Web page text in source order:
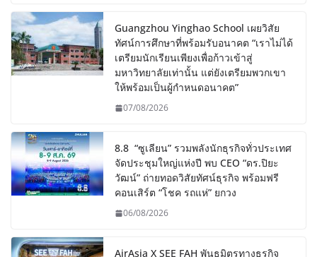
Guangzhou Yinghao School เผยวิสัย
ทัศน์การศึกษาที่พร้อมรับอนาคต “เราไม่ได้
เตรียมนักเรียนเพียงเพื่อก้าวเข้าสู่
มหาวิทยาลัยเท่านั้น แต่ยังเตรียมพวกเขา
ให้พร้อมเป็นผู้กำหนดอนาคต”
07/08/2026
8.8 “ซูเลียน” รวมพลังนักธุรกิจทั่วประเทศ
จัดประชุมใหญ่แห่งปี พบ CEO “ดร.ปิยะ
วัฒน์” ถ่ายทอดวิสัยทัศน์ธุรกิจ พร้อมฟรี
คอนเสิร์ต “โชค รถแห่” ยกวง
06/08/2026
AirAsia X SEE FAH พันธมิตรทางธุรกิจ